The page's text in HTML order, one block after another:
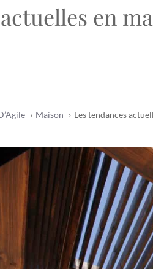
en
Maison Les tendances